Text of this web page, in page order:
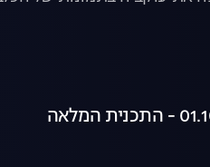
צפו בקטע המלא